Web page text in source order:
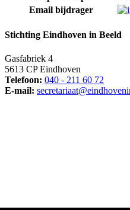
Email bijdrager
Stichting Eindhoven in Beeld
Gasfabriek 4
5613 CP Eindhoven
Telefoon: 040 - 211 60 72
E-mail: